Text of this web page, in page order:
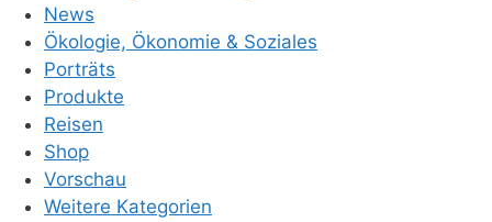
News
Ökologie, Ökonomie & Soziales
Porträts
Produkte
Reisen
Shop
Vorschau
Weitere Kategorien